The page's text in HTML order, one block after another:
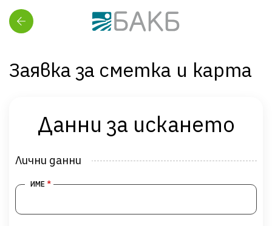
Заявка за сметка и карта
Начало Заявка за сметка и карта
Данни за искането
Данни за физическо лице
Лични данни
ИМЕ *